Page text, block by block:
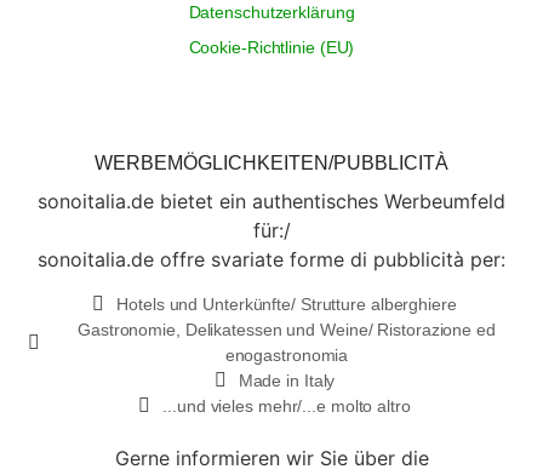
Datenschutzerklärung
Cookie-Richtlinie (EU)
WERBEMÖGLICHKEITEN/PUBBLICITÀ
sonoitalia.de bietet ein authentisches Werbeumfeld
für:/
sonoitalia.de offre svariate forme di pubblicità per:
Hotels und Unterkünfte/ Strutture alberghiere
Gastronomie, Delikatessen und Weine/ Ristorazione ed
enogastronomia
Made in Italy
...und vieles mehr/...e molto altro
Gerne informieren wir Sie über die